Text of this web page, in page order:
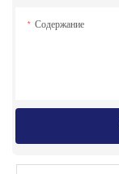
Содержание